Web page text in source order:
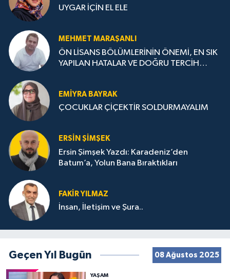
UYGAR İÇİN EL ELE
MEHMET MARAŞANLI
ÖN LİSANS BÖLÜMLERİNİN ÖNEMİ, EN SIK
YAPILAN HATALAR VE DOĞRU TERCİH
EMIYRA BAYRAK
ÇOCUKLAR ÇİÇEKTİR SOLDURMAYALIM
ERSIN ŞIMŞEK
Ersin Şimşek Yazdı: Karadeniz’den
Batum’a, Yolun Bana Bıraktıkları
FAKIR YILMAZ
İnsan, İletişim ve Şura..
Geçen Yıl Bugün 08 Ağustos 2025
YAŞAM